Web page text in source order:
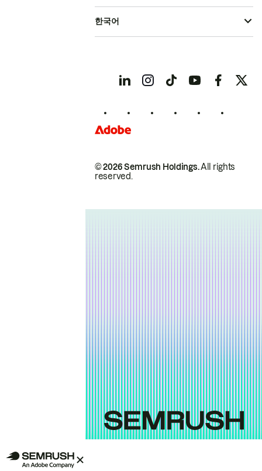
© 2026 Semrush Holdings.All rights
reserved.
한국어